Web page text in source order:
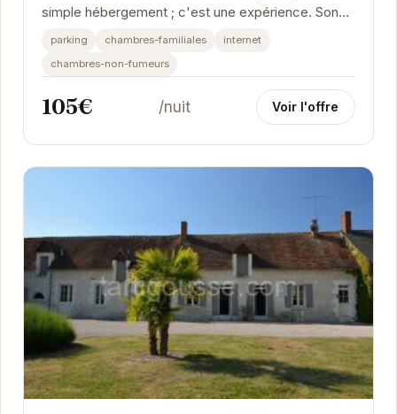
simple hébergement ; c'est une expérience. Son
atmosphère chaleureuse et son emplacement...
parking chambres-familiales
internet
chambres-non-fumeurs
105€ /nuit Voir l'offre